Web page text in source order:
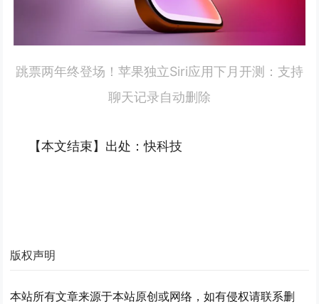
跳票两年终登场！苹果独立Siri应用下月开测：支持
聊天记录自动删除
【本文结束】出处：快科技
版权声明
本站所有文章来源于本站原创或网络，如有侵权请联系删